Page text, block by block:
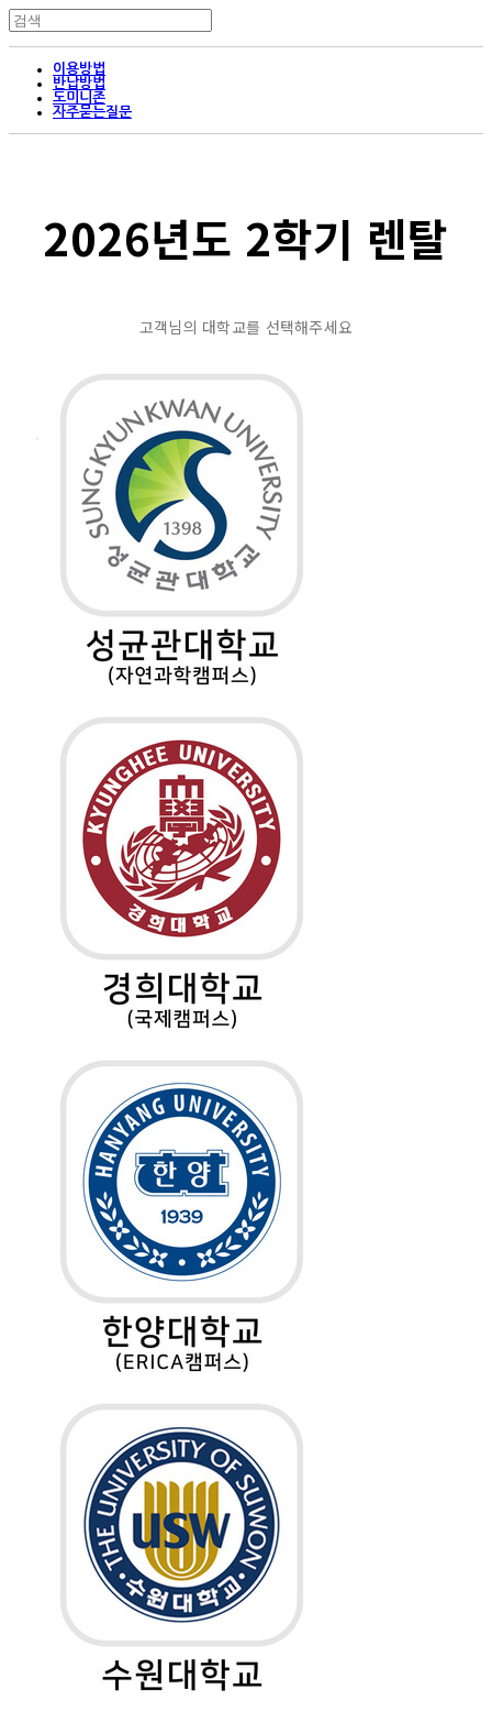
이용방법
반납방법
도미니존
자주묻는질문
2026년도 2학기 렌탈
고객님의 대학교를 선택해주세요